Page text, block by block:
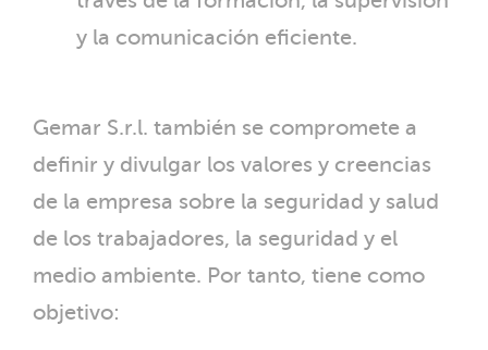
y la comunicación eficiente.
Gemar S.r.l. también se compromete a
definir y divulgar los valores y creencias
de la empresa sobre la seguridad y salud
de los trabajadores, la seguridad y el
medio ambiente. Por tanto, tiene como
objetivo: